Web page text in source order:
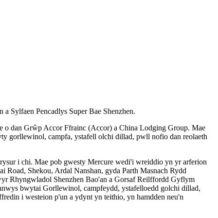
Sylfaen Pencadlys Super Bae Shenzhen.
o dan Grŵp Accor Ffrainc (Accor) a China Lodging Group. Mae
gorllewinol, campfa, ystafell olchi dillad, pwll nofio dan reolaeth
i chi. Mae pob gwesty Mercure wedi'i wreiddio yn yr arferion
Shekou, Ardal Nanshan, gyda Parth Masnach Rydd
Rhyngwladol Shenzhen Bao'an a Gorsaf Reilffordd Gyflym
bwytai Gorllewinol, campfeydd, ystafelloedd golchi dillad,
i westeion p'un a ydynt yn teithio, yn hamdden neu'n